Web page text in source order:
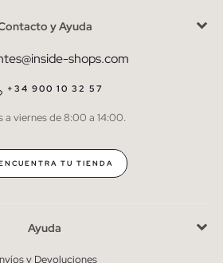
política de privacidad
SUSCRIBIRME
la suscripción en cualquier momento.
y Ayuda
shops.com
+34 900 10 32 57
a viernes de 8:00 a 14:00.
TU TIENDA
Ayuda
y Devoluciones